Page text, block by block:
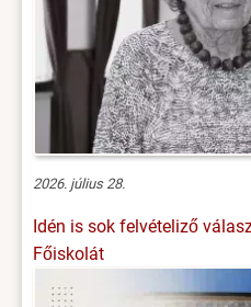
2026. július 28.
Idén is sok felvételiző
Főiskolát